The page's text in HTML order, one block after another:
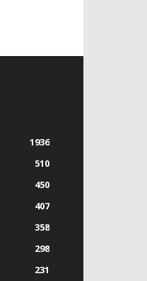
1936
510
450
407
358
298
231